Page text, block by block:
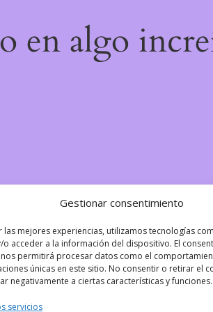
Gestionar consentimiento
las mejores experiencias, utilizamos tecnologías
o acceder a la información del dispositivo. El
permitirá procesar datos como el
únicas en este sitio. No consentir o retirar el
negativamente a ciertas características y funciones.
servicios
en algo